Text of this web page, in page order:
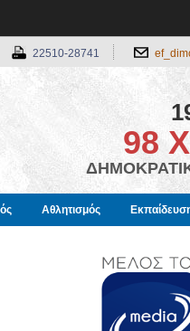
22510-28741
98
Αθλητισμός